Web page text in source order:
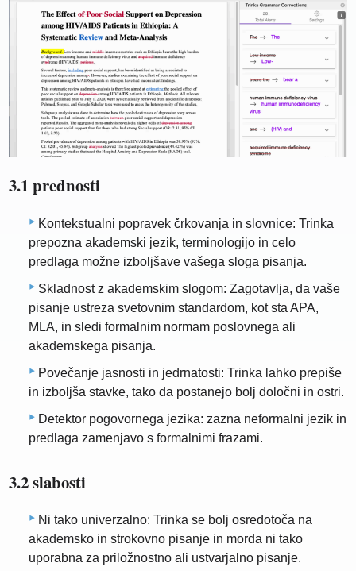
3.1 prednosti
Kontekstualni popravek črkovanja in slovnice: Trinka
prepozna akademski jezik, terminologijo in celo
predlaga možne izboljšave vašega sloga pisanja.
Skladnost z akademskim slogom: Zagotavlja, da vaše
pisanje ustreza svetovnim standardom, kot sta APA,
MLA, in sledi formalnim normam poslovnega ali
akademskega pisanja.
Povečanje jasnosti in jedrnatosti: Trinka lahko prepiše
in izboljša stavke, tako da postanejo bolj določni in ostri.
Detektor pogovornega jezika: zazna neformalni jezik in
predlaga zamenjavo s formalnimi frazami.
3.2 slabosti
Ni tako univerzalno: Trinka se bolj osredotoča na
akademsko in strokovno pisanje in morda ni tako
uporabna za priložnostno ali ustvarjalno pisanje.